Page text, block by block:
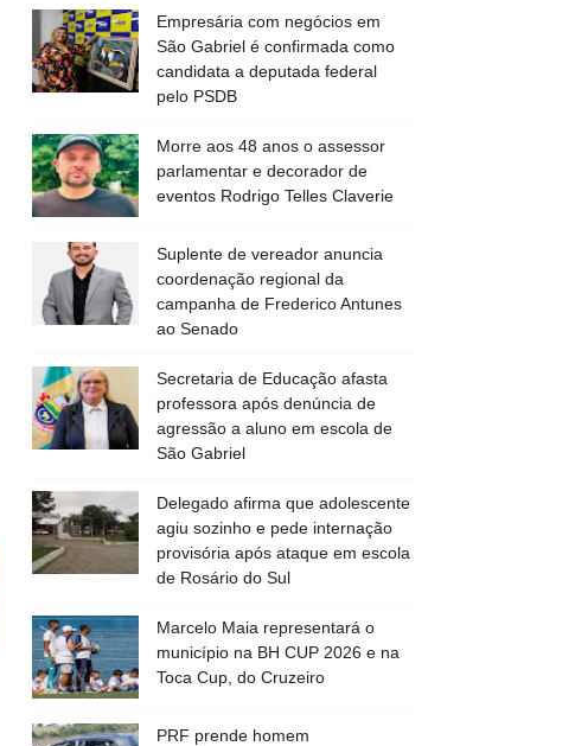
Empresária com negócios em
São Gabriel é confirmada como
candidata a deputada federal
pelo PSDB
Morre aos 48 anos o assessor
parlamentar e decorador de
eventos Rodrigo Telles Claverie
Suplente de vereador anuncia
coordenação regional da
campanha de Frederico Antunes
ao Senado
Secretaria de Educação afasta
professora após denúncia de
agressão a aluno em escola de
São Gabriel
Delegado afirma que adolescente
agiu sozinho e pede internação
provisória após ataque em escola
de Rosário do Sul
Marcelo Maia representará o
município na BH CUP 2026 e na
Toca Cup, do Cruzeiro
PRF prende homem